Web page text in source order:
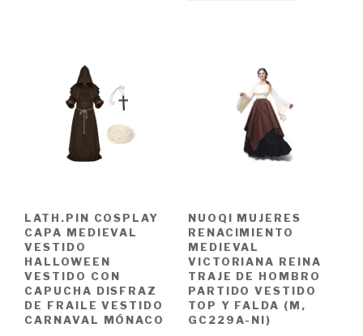
LATH.PIN COSPLAY
CAPA MEDIEVAL
VESTIDO
HALLOWEEN
VESTIDO CON
CAPUCHA DISFRAZ
DE FRAILE VESTIDO
CARNAVAL MÓNACO
NUOQI MUJERES
RENACIMIENTO
MEDIEVAL
VICTORIANA REINA
TRAJE DE HOMBRO
PARTIDO VESTIDO
TOP Y FALDA (M,
GC229A-NI)